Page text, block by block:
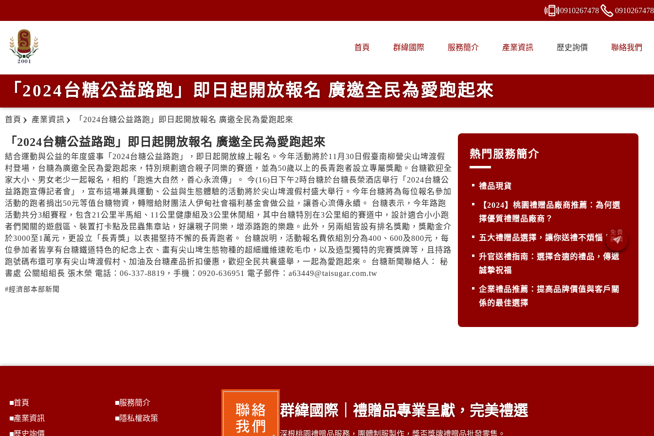
0910267478 0910267478
首頁 群緯國際 服務簡介 產業資訊 歷史詢價 聯絡我們
「2024台糖公益路跑」即日起開放報名 廣邀全民為愛跑起來
首頁 產業資訊 「2024台糖公益路跑」即日起開放報名 廣邀全民為愛跑起來
「2024台糖公益路跑」即日起開放報名 廣邀全民為愛跑起來
結合運動與公益的年度盛事「2024台糖公益路跑」，即日起開放線上報名。今年活動將於11月30日假臺南柳營尖山埤渡假
村登場，台糖為廣邀全民為愛跑起來，特別規劃適合親子同樂的賽道，並為50歲以上的長青跑者設立專屬獎勵。台糖歡迎全
家大小、男女老少一起報名，相約「跑進大自然，善心永流傳」。 今(16)日下午2時台糖於台糖長榮酒店舉行「2024台糖公
益路跑宣傳記者會」，宣布這場兼具運動、公益與生態體驗的活動將於尖山埤渡假村盛大舉行。今年台糖將為每位報名參加
活動的跑者捐出50元等值台糖物資，轉贈給財團法人伊甸社會福利基金會做公益，讓善心流傳永續。 台糖表示，今年路跑
活動共分3組賽程，包含21公里半馬組、11公里健康組及3公里休閒組，其中台糖特別在3公里組的賽道中，設計適合小小跑
者們闖關的遊戲區、裝置打卡點及昆蟲集章站，好讓親子同樂，增添路跑的樂趣。此外，另兩組皆設有排名獎勵，獎勵金介
於3000至1萬元，更設立「長青獎」以表揚堅持不懈的長青跑者。 台糖說明，活動報名費依組別分為400、600及800元，每
位參加者皆享有台糖鐵道特色的紀念上衣、畫有尖山埤生態物種的超細纖維速乾毛巾，以及造型獨特的完賽獎牌等，且持路
跑號碼布還可享有尖山埤渡假村、加油及台糖產品折扣優惠，歡迎全民共襄盛舉，一起為愛跑起來。 台糖新聞聯絡人： 秘
書處 公關組組長 張木榮 電話：06-337-8819，手機：0920-636951 電子郵件：a63449@taisugar.com.tw
#經濟部本部新聞
熱門服務簡介
禮品現貨
【2024】桃園禮贈品廠商推薦：為何選
擇優質禮贈品廠商？
五大禮贈品選擇，讓你送禮不煩惱！
升官送禮指南：選擇合適的禮品，傳遞
誠摯祝福
企業禮品推薦：提高品牌價值與客戶關
係的最佳選擇
首頁
服務簡介
產業資訊
隱私權政策
歷史詢價
群緯國際｜禮贈品專業呈獻，完美禮選
深根桃園禮贈品服務，團體制服製作，獎盃獎牌禮贈品批發零售。